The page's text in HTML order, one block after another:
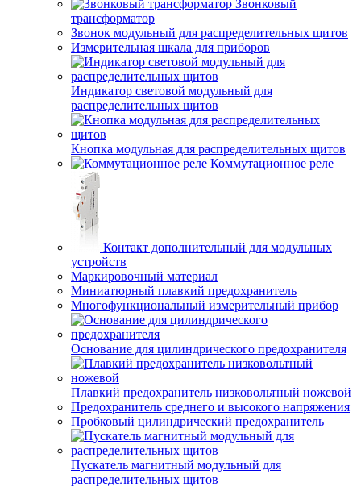
Звонковый
трансформатор
Звонок модульный для распределительных щитов
Измерительная шкала для приборов
Индикатор световой модульный для
распределительных щитов
Кнопка модульная для распределительных щитов
Коммутационное реле
Контакт дополнительный для модульных
устройств
Маркировочный материал
Миниатюрный плавкий предохранитель
Многофункциональный измерительный прибор
Основание для цилиндрического предохранителя
Плавкий предохранитель низковольтный ножевой
Предохранитель среднего и высокого напряжения
Пробковый цилиндрический предохранитель
Пускатель магнитный модульный для
распределительных щитов